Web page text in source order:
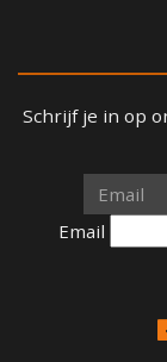
Schrijf je in op
Email